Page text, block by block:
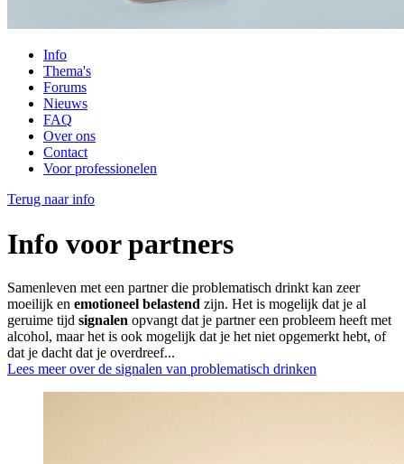
Info
Thema's
Forums
Nieuws
FAQ
Over ons
Contact
Voor professionelen
Terug naar info
Info voor partners
Samenleven met een partner die problematisch drinkt kan zeer
moeilijk en emotioneel belastend zijn. Het is mogelijk dat je al
geruime tijd signalen opvangt dat je partner een probleem heeft met
alcohol, maar het is ook mogelijk dat je het niet opgemerkt hebt, of
dat je dacht dat je overdreef...
Lees meer over de signalen van problematisch drinken